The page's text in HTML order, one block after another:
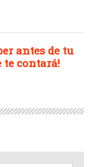
antes de tu
te contará!